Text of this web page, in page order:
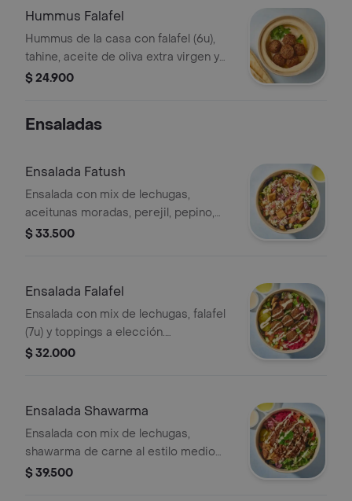
Hummus Falafel
Hummus de la casa con falafel (6u),
tahine, aceite de oliva extra virgen y
perejil, acompañado de nuestro pan
$ 24.900
Ensaladas
Ensalada Fatush
Ensalada con mix de lechugas,
aceitunas moradas, perejil, pepino,
tomate, cebolla sumac, queso feta,
$ 33.500
Ensalada Falafel
Ensalada con mix de lechugas, falafel
(7u) y toppings a elección.
Acompañado con salsa tahine y
$ 32.000
Ensalada Shawarma
Ensalada con mix de lechugas,
shawarma de carne al estilo medio
oriente y toppings a elección.
$ 39.500